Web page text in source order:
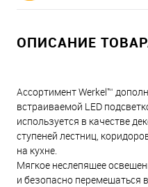
ОПИСАНИЕ
Ассортимент Werkel™
встраиваемой LED
используется в качестве
ступеней лестниц,
на кухне.
Мягкое неслепящее
и безопасно перемещаться